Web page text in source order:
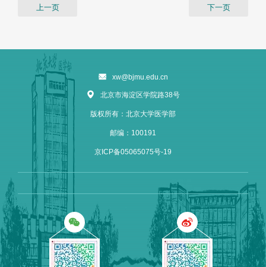
上一页 下一页
xw@bjmu.edu.cn
北京市海淀区学院路38号
版权所有：北京大学医学部
邮编：100191
京ICP备05065075号-19